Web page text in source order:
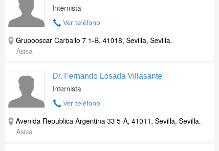
Internista
Ver teléfono
Grupooscar Carballo 7 1-B, 41018, Sevilla, Sevilla.
Asisa
Dr. Fernando Losada Villasante
Internista
Ver teléfono
Avenida Republica Argentina 33 5-A, 41011, Sevilla, Sevilla.
Asisa